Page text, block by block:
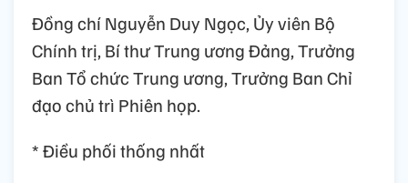
Đồng chí Nguyễn Duy Ngọc, Ủy viên Bộ
Chính trị, Bí thư Trung ương Đảng, Trưởng
Ban Tổ chức Trung ương, Trưởng Ban Chỉ
đạo chủ trì Phiên họp.
* Điều phối thống nhất